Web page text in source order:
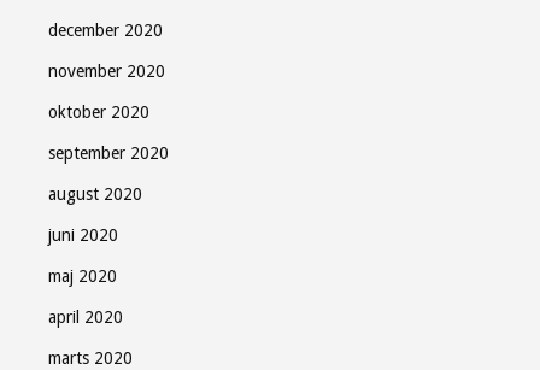
december 2020
november 2020
oktober 2020
september 2020
august 2020
juni 2020
maj 2020
april 2020
marts 2020